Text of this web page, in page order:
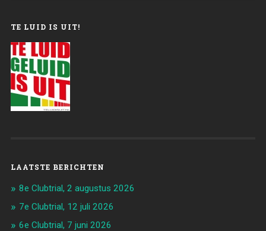
TE LUID IS UIT!
LAATSTE BERICHTEN
8e Clubtrial, 2 augustus 2026
7e Clubtrial, 12 juli 2026
6e Clubtrial, 7 juni 2026